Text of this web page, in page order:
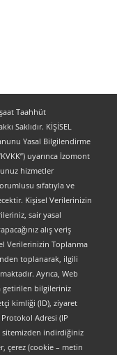
Taahhüt
Saklıdır. KİŞİSEL
Yasal Bilgilendirme
uyarınca İzomont
hizmetler
sıfatıyla ve
Kişisel Verilerinizin
sair yasal
alış veriş
Verilerinizin Toplanma
toplanarak, ilgili
Ayrıca, Web
getirilen bilgileriniz
kimliği (ID), ziyaret
Protokol Adresi (IP
sitemizden indirdiğiniz
çerez (cookie – metin